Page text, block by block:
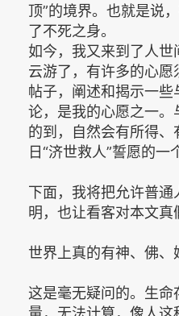
顶”的境界。也就是说
了不死之身。
如今，我又来到了人
云游了，有许多的心
帖子，阐述和揭示一
论，是我的心愿之一
的到，自然会有所得
日“济世救人”誓愿的一
下面，我将把允许普
明，也让看客对本文真
世界上真的有神、佛、
这是毫无疑问的。生